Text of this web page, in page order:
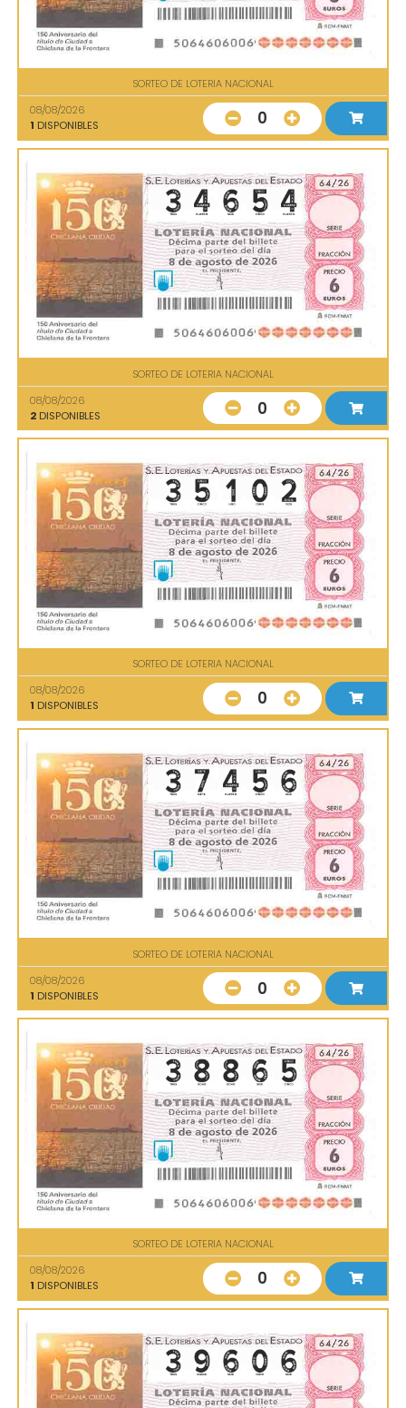
SORTEO DE LOTERIA NACIONAL
08/08/2026
1 DISPONIBLES 0
SORTEO DE LOTERIA NACIONAL
08/08/2026
2 DISPONIBLES 0
SORTEO DE LOTERIA NACIONAL
08/08/2026
1 DISPONIBLES 0
SORTEO DE LOTERIA NACIONAL
08/08/2026
1 DISPONIBLES 0
SORTEO DE LOTERIA NACIONAL
08/08/2026
1 DISPONIBLES 0